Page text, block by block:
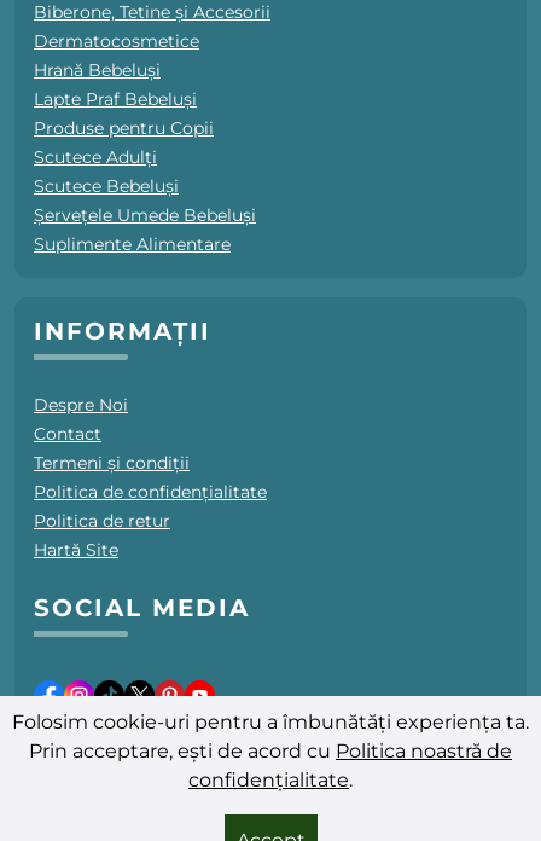
Biberone, Tetine și Accesorii
Dermatocosmetice
Hrană Bebeluși
Lapte Praf Bebeluși
Produse pentru Copii
Scutece Adulți
Scutece Bebeluși
Șervețele Umede Bebeluși
Suplimente Alimentare
INFORMAȚII
Despre Noi
Contact
Termeni și condiții
Politica de confidențialitate
Politica de retur
Hartă Site
SOCIAL MEDIA
Ultima actualizare: 06.08.2026
Folosim cookie-uri pentru a îmbunătăți experiența ta.
Prin acceptare, ești de acord cu Politica noastră de
confidențialitate.